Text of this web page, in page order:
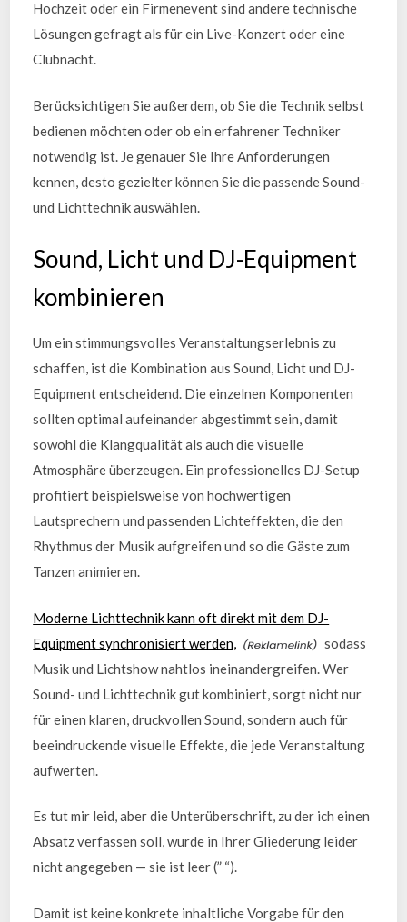
Hochzeit oder ein Firmenevent sind andere technische
Lösungen gefragt als für ein Live-Konzert oder eine
Clubnacht.
Berücksichtigen Sie außerdem, ob Sie die Technik selbst
bedienen möchten oder ob ein erfahrener Techniker
notwendig ist. Je genauer Sie Ihre Anforderungen
kennen, desto gezielter können Sie die passende Sound-
und Lichttechnik auswählen.
Sound, Licht und DJ-Equipment
kombinieren
Um ein stimmungsvolles Veranstaltungserlebnis zu
schaffen, ist die Kombination aus Sound, Licht und DJ-
Equipment entscheidend. Die einzelnen Komponenten
sollten optimal aufeinander abgestimmt sein, damit
sowohl die Klangqualität als auch die visuelle
Atmosphäre überzeugen. Ein professionelles DJ-Setup
profitiert beispielsweise von hochwertigen
Lautsprechern und passenden Lichteffekten, die den
Rhythmus der Musik aufgreifen und so die Gäste zum
Tanzen animieren.
Moderne Lichttechnik kann oft direkt mit dem DJ-
Equipment synchronisiert werden,
sodass
Musik und Lichtshow nahtlos ineinandergreifen. Wer
Sound- und Lichttechnik gut kombiniert, sorgt nicht nur
für einen klaren, druckvollen Sound, sondern auch für
beeindruckende visuelle Effekte, die jede Veranstaltung
aufwerten.
Es tut mir leid, aber die Unterüberschrift, zu der ich einen
Absatz verfassen soll, wurde in Ihrer Gliederung leider
nicht angegeben — sie ist leer (” “).
Damit ist keine konkrete inhaltliche Vorgabe für den